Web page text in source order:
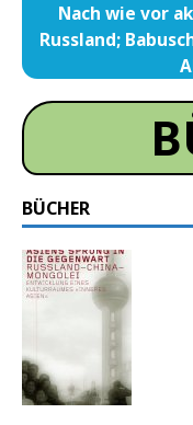
Nach wie vor
Russland;
BÜCHER